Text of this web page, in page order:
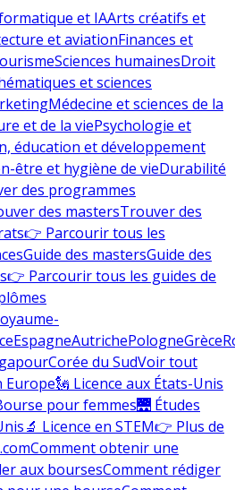
et IAArts créatifs et
et aviationFinances et
Sciences humainesDroit
et sciences
Médecine et sciences de la
et de la viePsychologie et
éducation et développement
être et hygiène de vieDurabilité
des programmes
des mastersTrouver des
👉 Parcourir tous les
Guide des mastersGuide des
👉 Parcourir tous les guides de
EspagneAutrichePologneGrèce
Corée du SudVoir tout
Europe🗽 Licence aux États-Unis
pour femmes🌉 Études
🔬 Licence en STEM👉 Plus de
Comment obtenir une
aux boursesComment rédiger